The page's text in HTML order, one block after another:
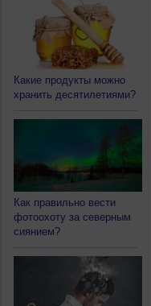
Какие продукты можно
хранить десятилетиями?
Как правильно вести
фотоохоту за северным
сиянием?